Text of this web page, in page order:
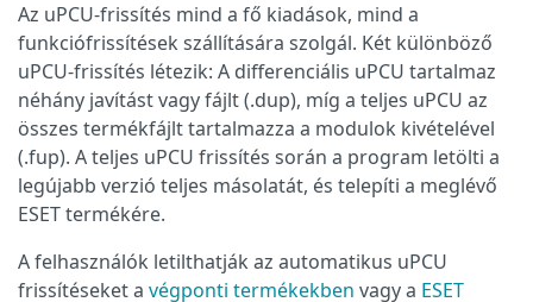
Az uPCU-frissítés mind a fő kiadások, mind a
funkciófrissítések szállítására szolgál. Két különböző
uPCU-frissítés létezik: A differenciális uPCU tartalmaz
néhány javítást vagy fájlt (.dup), míg a teljes uPCU az
összes termékfájlt tartalmazza a modulok kivételével
(.fup). A teljes uPCU frissítés során a program letölti a
legújabb verzió teljes másolatát, és telepíti a meglévő
ESET termékére.
A felhasználók letilthatják az automatikus uPCU
frissítéseket a végponti termékekben vagy a ESET